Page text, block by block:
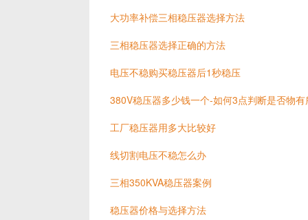
大功率补偿三相稳压器选择方法
三相稳压器选择正确的方法
电压不稳购买稳压器后1秒稳压
380V稳压器多少钱一个-如何3点判断是否物有
工厂稳压器用多大比较好
线切割电压不稳怎么办
三相350KVA稳压器案例
稳压器价格与选择方法